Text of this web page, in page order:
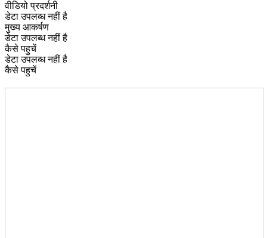
वीडियो प्रदर्शनी
डेटा उपलब्ध नहीं है
मुख्य आकर्षण
डेटा उपलब्ध नहीं है
कैसे पहुचें
डेटा उपलब्ध नहीं है
कैसे पहुचें